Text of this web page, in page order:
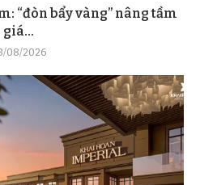
“đòn bẩy vàng” nâng tầm
giá...
08/2026